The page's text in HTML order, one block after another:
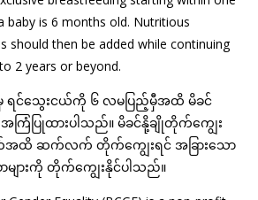
baby is 6 months old. Nutritious
should then be added while continuing
2 years or beyond.
မှ ရင်သွေးငယ်ကို ၆ လမပြည့်မှီအထိ မိခင်
ြံပြုထားပါသည်။ မိခင်နို့ချိုတိုက်ကျွေး
အထိ ဆက်လက် တိုက်ကျွေးရင် အခြားသော
များကို တိုက်ကျွေးနိုင်ပါသည်။